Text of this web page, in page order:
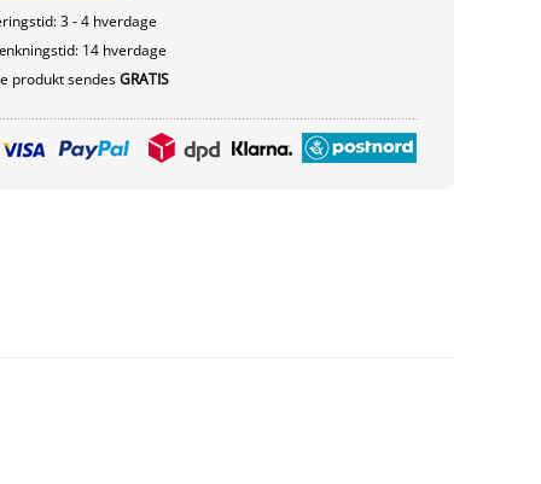
3 - 4 hverdage
14 hverdage
produkt sendesGRATIS